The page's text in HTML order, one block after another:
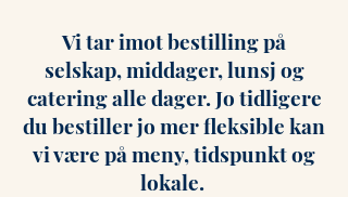
Vi tar imot bestilling på
selskap, middager, lunsj og
catering alle dager. Jo tidligere
du bestiller jo mer fleksible kan
vi være på meny, tidspunkt og
lokale.